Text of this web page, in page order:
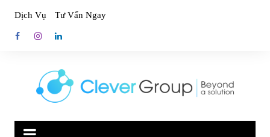
content
Dịch Vụ Tư Vấn Ngay